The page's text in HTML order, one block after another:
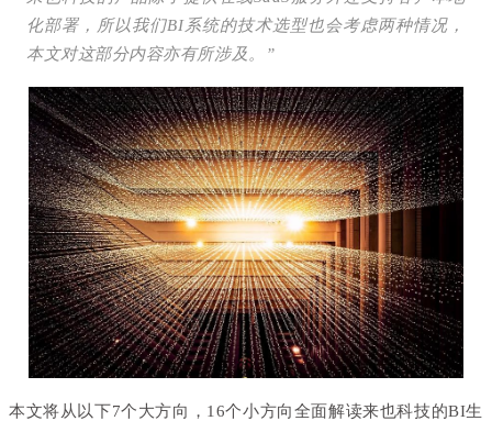
化部署，所以我们BI系统的技术选型也会考虑两种情况，
本文对这部分内容亦有所涉及。”
本文将从以下7个大方向，16个小方向全面解读来也科技的BI生